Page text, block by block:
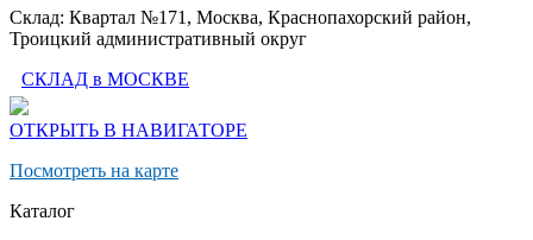
Склад: Квартал №171, Москва, Краснопахорский район,
Троицкий административный округ
СКЛАД в МОСКВЕ
ОТКРЫТЬ В НАВИГАТОРЕ
Посмотреть на карте
Каталог